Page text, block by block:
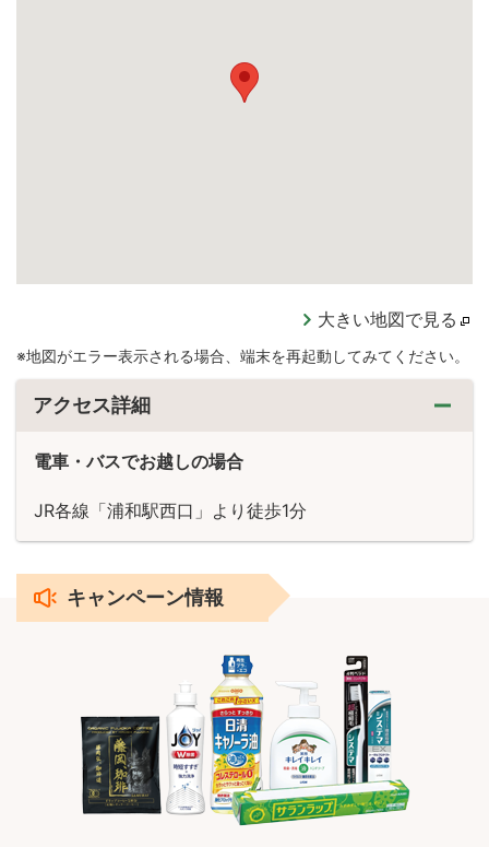
大きい地図で見る
※地図がエラー表示される場合、端末を再起動してみてください。
アクセス詳細
電車・バスでお越しの場合
JR各線「浦和駅西口」より徒歩1分
キャンペーン情報